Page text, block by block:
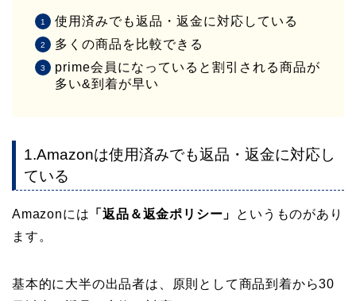
使用済みでも返品・返金に対応している
多くの商品を比較できる
prime会員になっていると割引される商品が
多い&到着が早い
1.Amazonは使用済みでも返品・返金に対応し
ている
Amazonには 「返品＆返金ポリシー」
というものがあり
ます。
基本的に大半の出品者は、原則として商品到着から30